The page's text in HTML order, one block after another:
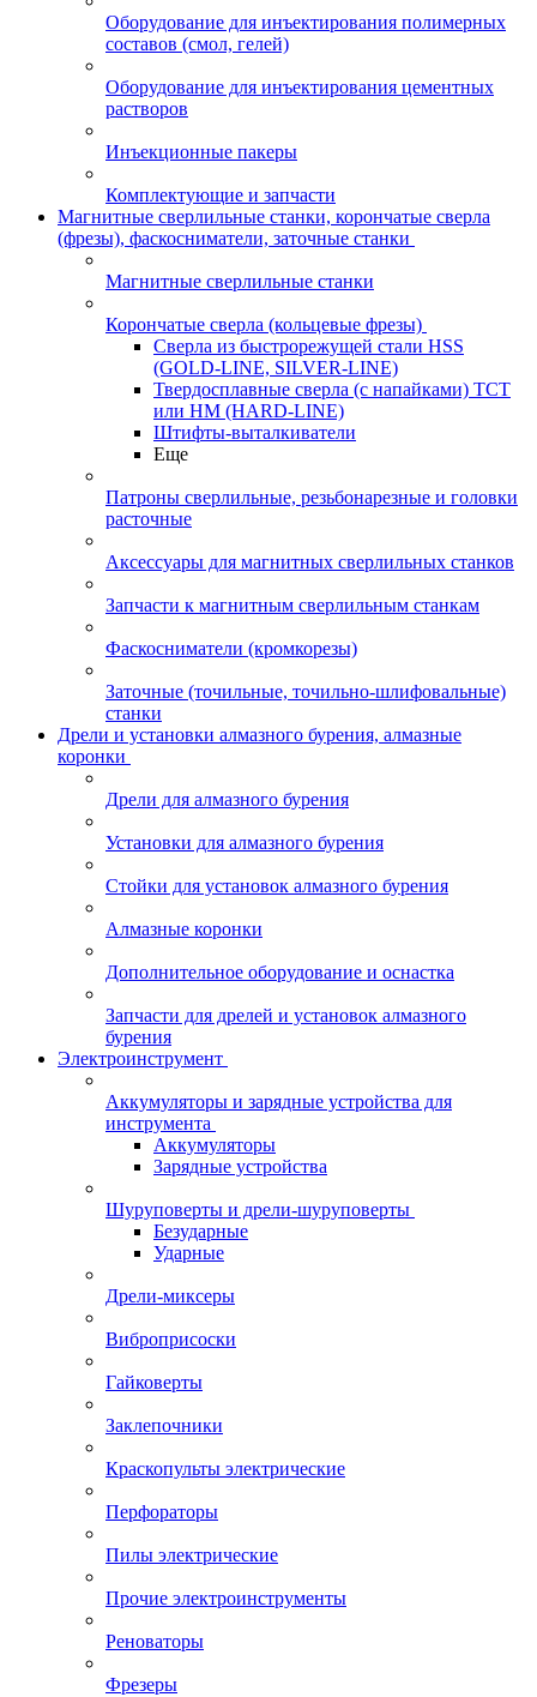
Оборудование для инъектирования полимерных
составов (смол, гелей)
Оборудование для инъектирования цементных
растворов
Инъекционные пакеры
Комплектующие и запчасти
Магнитные сверлильные станки, корончатые сверла
(фрезы), фаскосниматели, заточные станки
Магнитные сверлильные станки
Корончатые сверла (кольцевые фрезы)
Сверла из быстрорежущей стали HSS
(GOLD-LINE, SILVER-LINE)
Твердосплавные сверла (с напайками) ТСТ
или HM (HARD-LINE)
Штифты-выталкиватели
Еще
Патроны сверлильные, резьбонарезные и головки
расточные
Аксессуары для магнитных сверлильных станков
Запчасти к магнитным сверлильным станкам
Фаскосниматели (кромкорезы)
Заточные (точильные, точильно-шлифовальные)
станки
Дрели и установки алмазного бурения, алмазные
коронки
Дрели для алмазного бурения
Установки для алмазного бурения
Стойки для установок алмазного бурения
Алмазные коронки
Дополнительное оборудование и оснастка
Запчасти для дрелей и установок алмазного
бурения
Электроинструмент
Аккумуляторы и зарядные устройства для
инструмента
Аккумуляторы
Зарядные устройства
Шуруповерты и дрели-шуруповерты
Безударные
Ударные
Дрели-миксеры
Виброприсоски
Гайковерты
Заклепочники
Краскопульты электрические
Перфораторы
Пилы электрические
Прочие электроинструменты
Реноваторы
Фрезеры